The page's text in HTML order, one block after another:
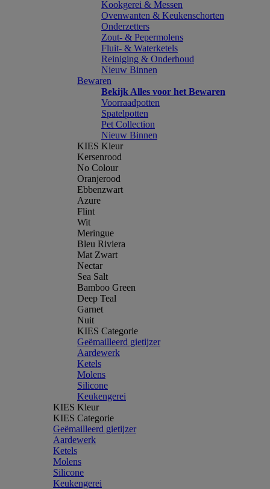
Kookgerei & Messen
Ovenwanten & Keukenschorten
Onderzetters
Zout- & Pepermolens
Fluit- & Waterketels
Reiniging & Onderhoud
Nieuw Binnen
Bewaren
Bekijk Alles voor het Bewaren
Voorraadpotten
Spatelpotten
Pet Collection
Nieuw Binnen
KIES Kleur
Kersenrood
No Colour
Oranjerood
Ebbenzwart
Azure
Flint
Wit
Meringue
Bleu Riviera
Mat Zwart
Nectar
Sea Salt
Bamboo Green
Deep Teal
Garnet
Nuit
KIES Categorie
Geëmailleerd gietijzer
Aardewerk
Ketels
Molens
Silicone
Keukengerei
KIES Kleur
KIES Categorie
Geëmailleerd gietijzer
Aardewerk
Ketels
Molens
Silicone
Keukengerei